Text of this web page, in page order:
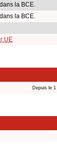
la BCE.
la BCE.
UE
Depuis le 1